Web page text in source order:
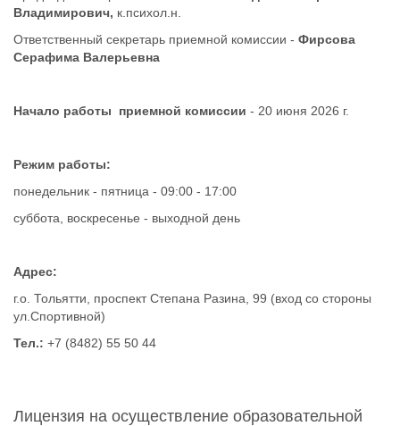
Владимирович, к.психол.н.
Ответственный секретарь приемной комиссии - Фирсова
Серафима Валерьевна
Начало работы приемной комиссии - 20 июня 2026 г.
Режим работы:
понедельник - пятница - 09:00 - 17:00
суббота, воскресенье - выходной день
Адрес:
г.о. Тольятти, проспект Степана Разина, 99 (вход со стороны
ул.Спортивной)
Тел.: +7 (8482) 55 50 44
Лицензия на осуществление образовательной